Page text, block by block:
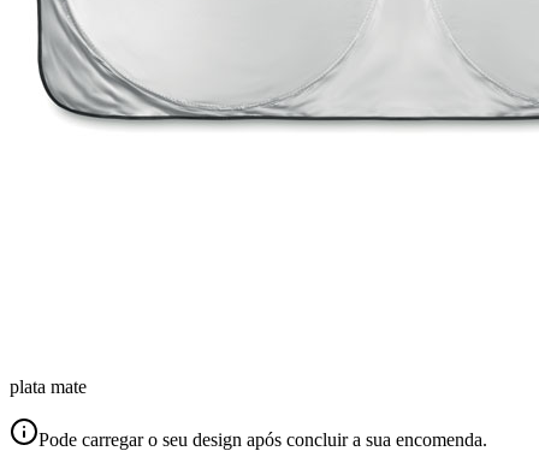
plata mate
Pode carregar o seu design após concluir a sua encomenda.